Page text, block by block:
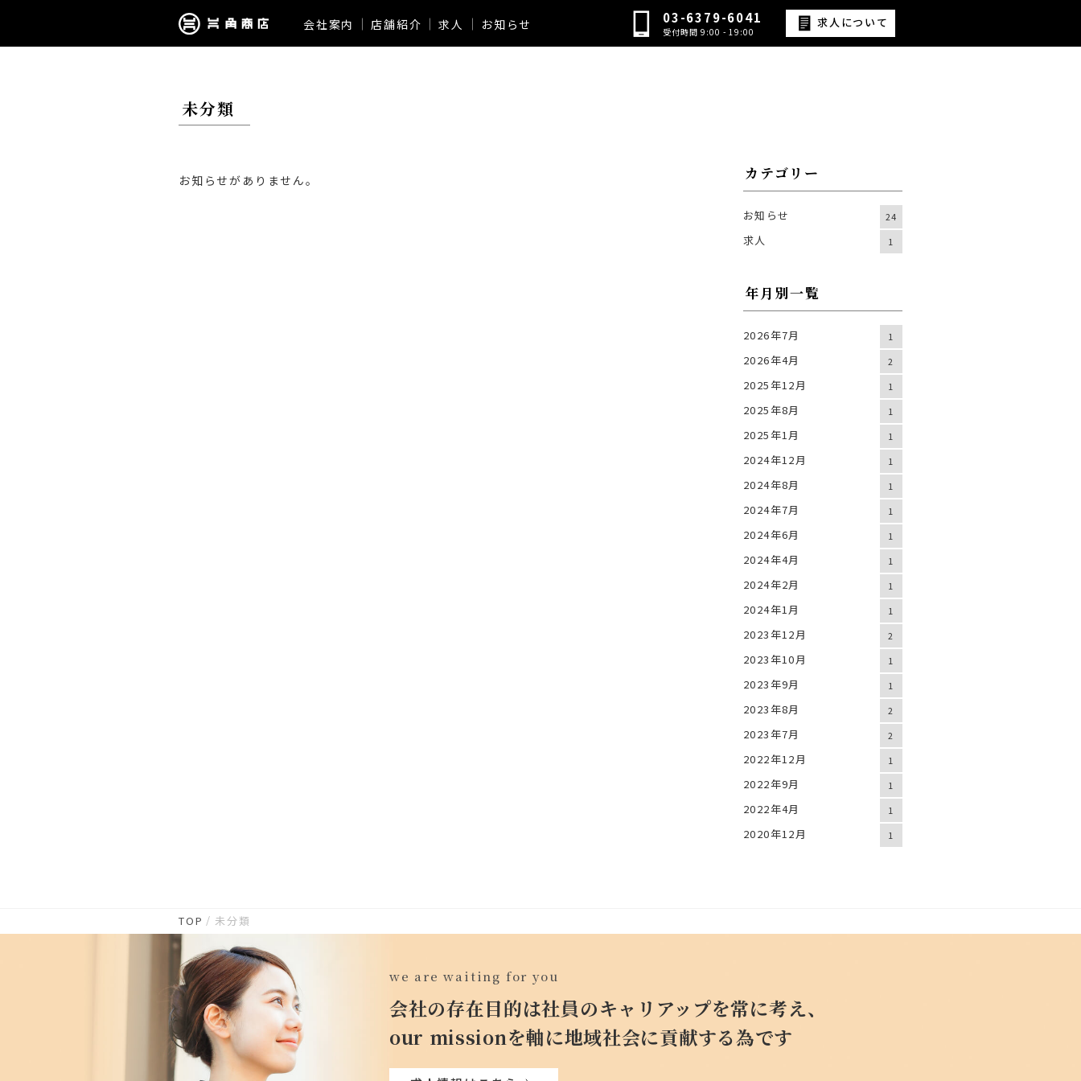
会社案内 店舗紹介 求人 お知らせ 03-6379-6041
受付時間 9:00 - 19:00
求人について
未分類
お知らせがありません。 カテゴリー
お知らせ 24
求人 1
年月別一覧
2026年7月 1
2026年4月 2
2025年12月 1
2025年8月 1
2025年1月 1
2024年12月 1
2024年8月 1
2024年7月 1
2024年6月 1
2024年4月 1
2024年2月 1
2024年1月 1
2023年12月 2
2023年10月 1
2023年9月 1
2023年8月 2
2023年7月 2
2022年12月 1
2022年9月 1
2022年4月 1
2020年12月 1
TOP 未分類
we are waiting for you
会社の存在目的は社員のキャリアップを常に考え、
our missionを軸に地域社会に貢献する為です